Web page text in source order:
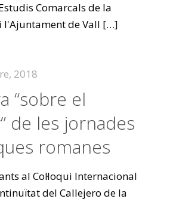
Comarcals de la
l'Ajuntament de Vall […]
2018
“sobre el
de les jornades
romanes
al Col·loqui Internacional
del Callejero de la